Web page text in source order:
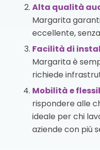
Alta qualità
Margarita
eccellente,
Facilità di
Margarita è
richiede
Mobilità e
rispondere alle
ideale per chi
aziende con più